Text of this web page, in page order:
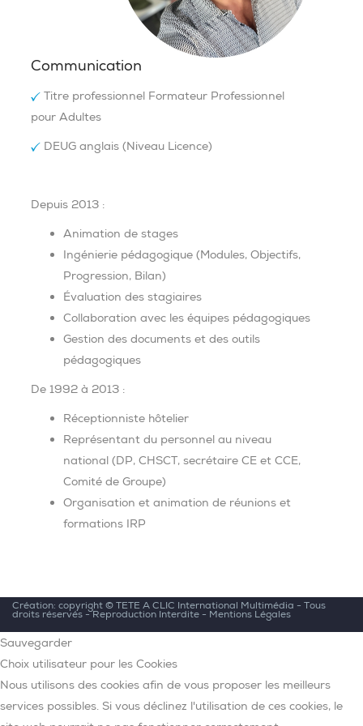
Communication
Titre professionnel Formateur Professionnel
pour Adultes
DEUG anglais (Niveau Licence)
Depuis 2013 :
Animation de stages
Ingénierie pédagogique (Modules, Objectifs,
Progression, Bilan)
Évaluation des stagiaires
Collaboration avec les équipes pédagogiques
Gestion des documents et des outils
pédagogiques
De 1992 à 2013 :
Réceptionniste hôtelier
Représentant du personnel au niveau
national (DP, CHSCT, secrétaire CE et CCE,
Comité de Groupe)
Organisation et animation de réunions et
formations IRP
Création: copyright ©TETE A CLIC International Multimédia - Tous
droits réservés - Reproduction Interdite - Mentions Légales
Sauvegarder
Choix utilisateur pour les Cookies
Nous utilisons des cookies afin de vous proposer les meilleurs
services possibles. Si vous déclinez l'utilisation de ces cookies, le